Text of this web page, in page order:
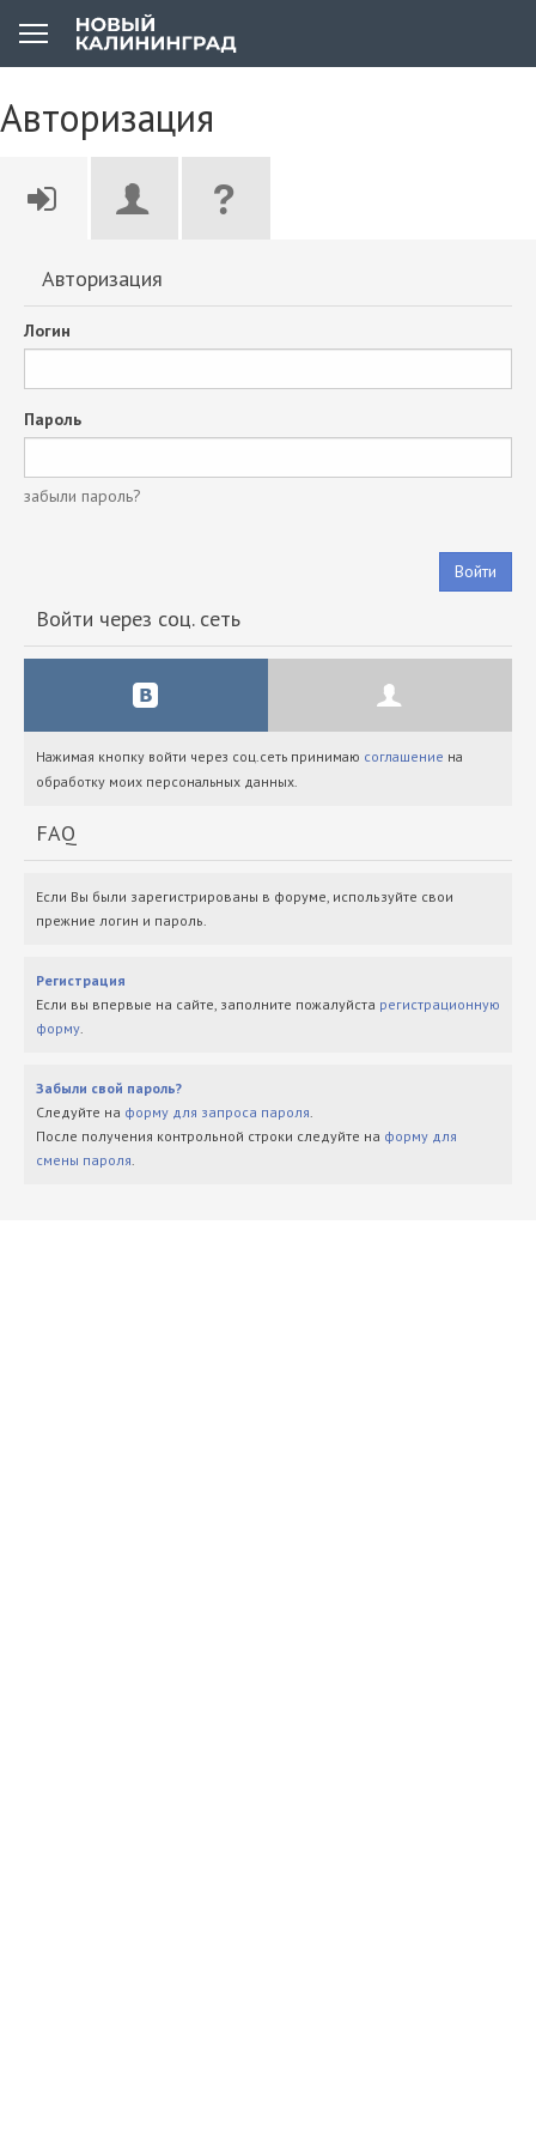
Авторизация
Авторизация
Логин
Пароль
забыли пароль?
Войти
Войти через соц. сеть
Нажимая кнопку войти через соц.сеть принимаю соглашение на
обработку моих персональных данных.
FAQ
Если Вы были зарегистрированы в форуме, используйте свои
прежние логин и пароль.
Регистрация
Если вы впервые на сайте, заполните пожалуйста регистрационную
форму.
Забыли свой пароль?
Следуйте на форму для запроса пароля.
После получения контрольной строки следуйте на форму для
смены пароля.